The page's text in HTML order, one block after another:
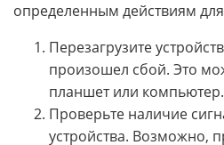
определенным действиям
Перезагрузите
произошел сбой. Это
планшет или компьютер.
Проверьте наличие
устройства. Возможно,